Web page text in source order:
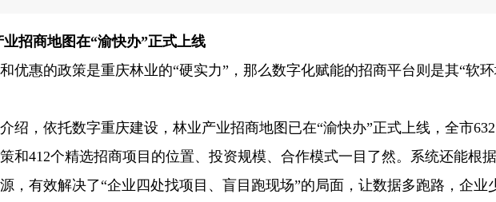
招商地图在“渝快办”正式上线
优惠的政策是重庆林业的“硬实力”，那么数字化赋能的招商平台则是其“软
绍，依托数字重庆建设，林业产业招商地图已在“渝快办”正式上线，全市
和412个精选招商项目的位置、投资规模、合作模式一目了然。系统还能根
，有效解决了“企业四处找项目、盲目跑现场”的局面，让数据多跑路，企业